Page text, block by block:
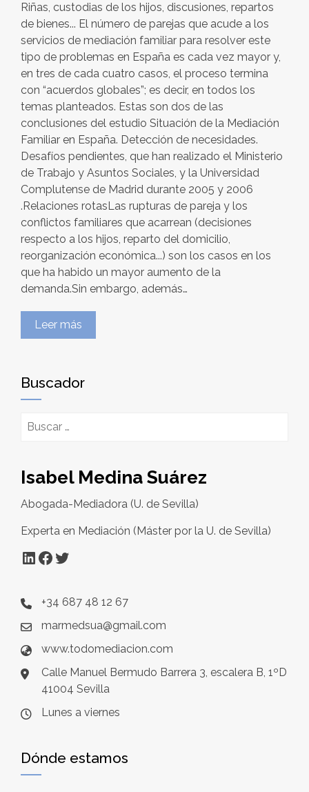
Riñas, custodias de los hijos, discusiones, repartos
de bienes... El número de parejas que acude a los
servicios de mediación familiar para resolver este
tipo de problemas en España es cada vez mayor y,
en tres de cada cuatro casos, el proceso termina
con “acuerdos globales”; es decir, en todos los
temas planteados. Estas son dos de las
conclusiones del estudio Situación de la Mediación
Familiar en España. Detección de necesidades.
Desafíos pendientes, que han realizado el Ministerio
de Trabajo y Asuntos Sociales, y la Universidad
Complutense de Madrid durante 2005 y 2006
.Relaciones rotasLas rupturas de pareja y los
conflictos familiares que acarrean (decisiones
respecto a los hijos, reparto del domicilio,
reorganización económica...) son los casos en los
que ha habido un mayor aumento de la
demanda.Sin embargo, además…
Leer más
Buscador
Buscar:
Isabel Medina Suárez
Abogada-Mediadora (U. de Sevilla)
Experta en Mediación (Máster por la U. de Sevilla)
LinkedIn
Facebook
Twitter
+34 687 48 12 67
marmedsua@gmail.com
www.todomediacion.com
Calle Manuel Bermudo Barrera 3, escalera B, 1ºD
41004 Sevilla
Lunes a viernes
Dónde estamos